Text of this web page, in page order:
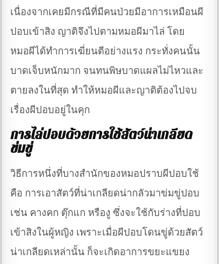
เนื่องจากเคยมีกรณีที่มีคนป่วยมีอาการเหมือนผี
ปอบเข้าสิง ญาติจึงไปตามหมอผีมาไล่ โดย
หมอผีได้ทำการเฆี่ยนตีอย่างแรง กระทั่งคนนั้น
บาดเจ็บหนักมาก จนทนพิษบาดแผลไม่ไหวและ
ตายลงในที่สุด ทำให้หมอผีและญาติต้องไปจบ
เรื่องผีปอบอยู่ในคุก
การไล่ปอบด้วยการใช้สัตว์น่าเกลียด
ข่มขู่
วิธีการหนึ่งที่บางสำนักของหมอปราบผีปอบใช้
คือ การเอาสัตว์ที่น่าเกลียดน่ากลัวมาข่มขู่ปอบ
เช่น คางคก ตุ๊กแก หรืองู ซึ่งจะใช้กับร่างที่ปอบ
เข้าสิงในผู้หญิง เพราะเมื่อผีปอบโดนขู่ด้วยสัตว์
น่าเกลียดเหล่านั้น ก็จะเกิดอาการขยะแขยง